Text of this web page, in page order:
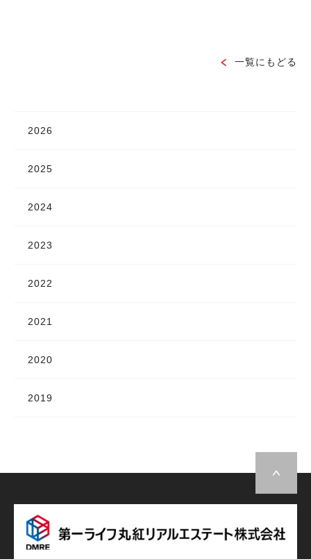
一覧にもどる
2026
2025
2024
2023
2022
2021
2020
2019